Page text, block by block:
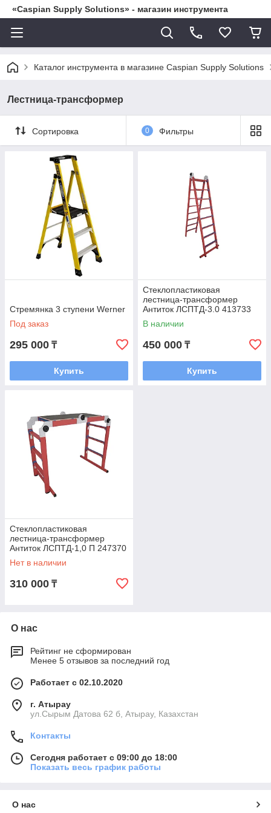
«Caspian Supply Solutions» - магазин инструмента
Каталог инструмента в магазине Caspian Supply Solutions
Лестница-трансформер
Сортировка 0 Фильтры
Стремянка 3 ступени Werner
Под заказ
295 000 ₸
Купить
Стеклопластиковая
лестница-трансформер
Антиток ЛСПТД-3.0 413733
В наличии
450 000 ₸
Купить
Стеклопластиковая
лестница-трансформер
Антиток ЛСПТД-1,0 П 247370
Нет в наличии
310 000 ₸
О нас
Рейтинг не сформирован
Менее 5 отзывов за последний год
Работает с 02.10.2020
г. Атырау
ул.Сырым Датова 62 б, Атырау, Казахстан
Контакты
Сегодня работает с 09:00 до 18:00
Показать весь график работы
О нас